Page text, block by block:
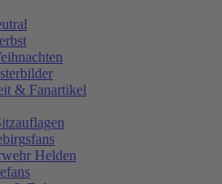
& Fanartikel
Helden